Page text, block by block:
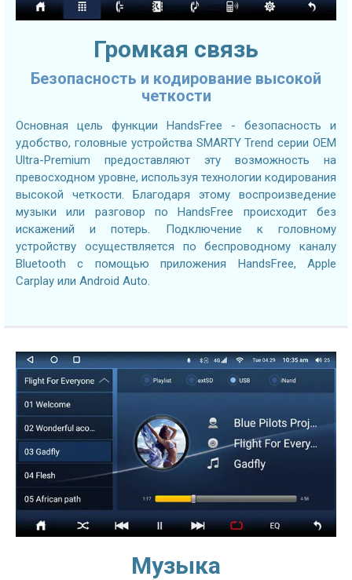
Громкая связь
Безопасность и кодирование высокой
четкости
Основная цель функции HandsFree - безопасность и
удобство, головные устройства SMARTY Trend серии OEM
Ultra-Premium предоставляют эту возможность на
превосходном уровне, используя технологии кодирования
высокой четкости. Благодаря этому воспроизведение
музыки или разговор по HandsFree происходит без
искажений и потерь. Подключение к головному
устройству осуществляется по беспроводному каналу
Bluetooth с помощью приложения HandsFree, Apple
Carplay или Android Auto.
Музыка